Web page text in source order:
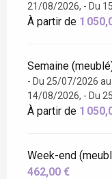
21/08/2026, - Du
À partir de 1
Semaine
- Du 25/07/2026
14/08/2026, - Du
À partir de 1
Week-end
462,00 €